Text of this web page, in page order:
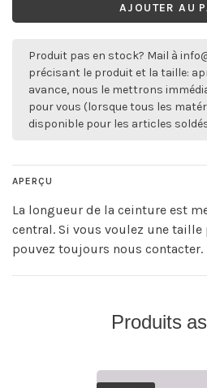
AJOUTER AU
Produit pas en stock? Mail à
précisant le produit et la taille:
avance, nous le mettrons
pour vous (lorsque tous les
disponible pour les articles
APERÇU
La longueur de la ceinture est
central. Si vous voulez une
pouvez toujours nous contacter.
Produits